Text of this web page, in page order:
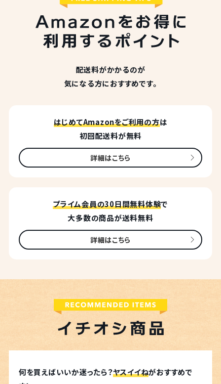
配送料がかかるのが
気になる方におすすめです。
はじめてAmazonをご利用の方は
初回配送料が無料
詳細はこちら
プライム会員の30日間無料体験で
大多数の商品が送料無料
詳細はこちら
何を買えばいいか迷ったら？ヤスイイねがおすすめで